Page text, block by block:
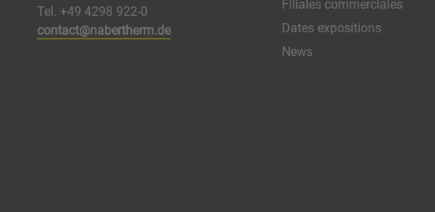
Tel. +49 4298 922-0
contact@nabertherm.de
Filiales commerciales
Dates expositions
News